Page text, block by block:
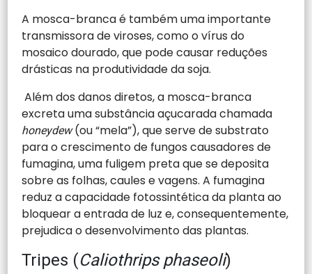
A mosca-branca é também uma importante
transmissora de viroses, como o vírus do
mosaico dourado, que pode causar reduções
drásticas na produtividade da soja.
Além dos danos diretos, a mosca-branca
excreta uma substância açucarada chamada
honeydew(ou “mela”), que serve de substrato
para o crescimento de fungos causadores de
fumagina, uma fuligem preta que se deposita
sobre as folhas, caules e vagens. A fumagina
reduz a capacidade fotossintética da planta ao
bloquear a entrada de luz e, consequentemente,
prejudica o desenvolvimento das plantas.
Tripes (Caliothrips phaseoli)